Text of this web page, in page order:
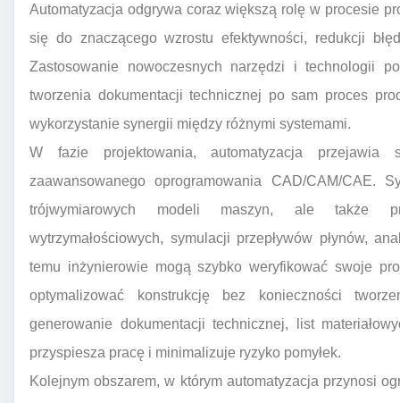
Automatyzacja odgrywa coraz większą rolę w procesie
się do znaczącego wzrostu efektywności, redukcji
Zastosowanie nowoczesnych narzędzi i technologii
tworzenia dokumentacji technicznej po sam proces
wykorzystanie synergii między różnymi systemami.
W fazie projektowania, automatyzacja przejawia
zaawansowanego oprogramowania CAD/CAM/CAE.
trójwymiarowych modeli maszyn, ale także
wytrzymałościowych, symulacji przepływów płynów,
temu inżynierowie mogą szybko weryfikować swoje
optymalizować konstrukcję bez konieczności
generowanie dokumentacji technicznej, list
przyspiesza pracę i minimalizuje ryzyko pomyłek.
Kolejnym obszarem, w którym automatyzacja przynosi